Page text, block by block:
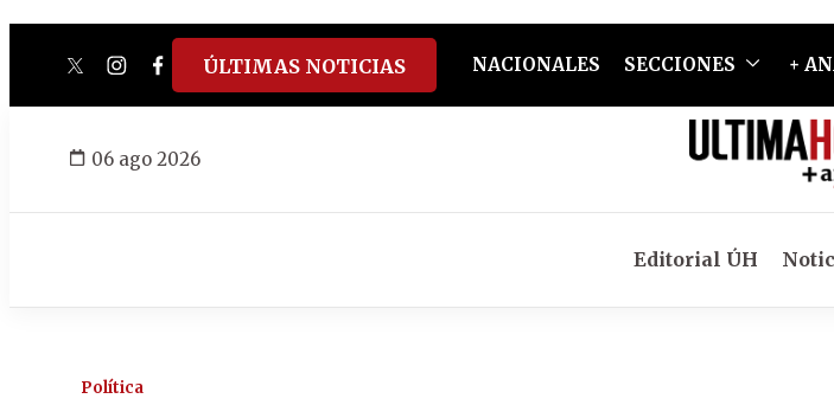
twitterinstagram
facebook
tiktokyoutube
spotify
ÚLTIMAS NOTICIAS NACIONALES SECCIONES +
06 ago 2026
Editorial ÚH
Política